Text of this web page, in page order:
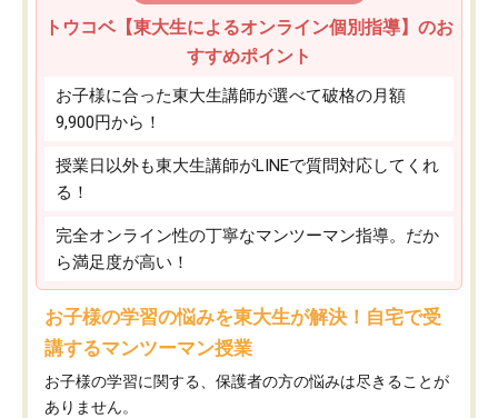
トウコベ【東大生によるオンライン個別指導】のお
すすめポイント
お子様に合った東大生講師が選べて破格の月額
9,900円から！
授業日以外も東大生講師がLINEで質問対応してくれ
る！
完全オンライン性の丁寧なマンツーマン指導。だか
ら満足度が高い！
お子様の学習の悩みを東大生が解決！自宅で受
講するマンツーマン授業
お子様の学習に関する、保護者の方の悩みは尽きることが
ありません。